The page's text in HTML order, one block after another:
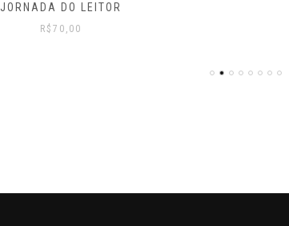
JORNADA DO LEITOR
R$ 70,00